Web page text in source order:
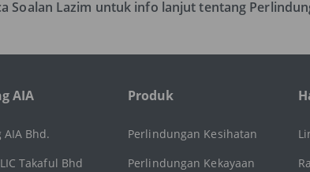
Soalan Lazim untuk info lanjut tentang
AIA
Bhd.
Takaful Bhd
Produk
Perlindungan Kesihatan
Perlindungan Kekayaan